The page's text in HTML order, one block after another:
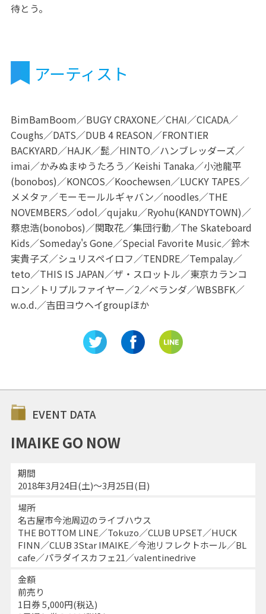
待とう。
アーティスト
BimBamBoom／BUGY CRAXONE／CHAI／CICADA／
Coughs／DATS／DUB 4 REASON／FRONTIER
BACKYARD／HAJK／髭／HINTO／ハンブレッダーズ／
imai／かみぬまゆうたろう／Keishi Tanaka／小池龍平
(bonobos)／KONCOS／Koochewsen／LUCKY TAPES／
メメタァ／モーモールルギャバン／noodles／THE
NOVEMBERS／odol／qujaku／Ryohu(KANDYTOWN)／
蔡忠浩(bonobos)／関取花／集団行動／The Skateboard
Kids／Someday's Gone／Special Favorite Music／鈴木
実貴子ズ／シュリスペイロフ／TENDRE／Tempalay／
teto／THIS IS JAPAN／ザ・スロットル／東京カランコ
ロン／トリプルファイヤー／2／ベランダ／WBSBFK／
w.o.d.／吉田ヨウヘイgroupほか
EVENT DATA
IMAIKE GO NOW
期間
2018年3月24日(土)～3月25日(日)
場所
名古屋市今池周辺のライブハウス
THE BOTTOM LINE／Tokuzo／CLUB UPSET／HUCK
FINN／CLUB 3Star IMAIKE／今池リフレクトホール／BL
cafe／パラダイスカフェ21／valentinedrive
金額
前売り
1日券 5,000円(税込)